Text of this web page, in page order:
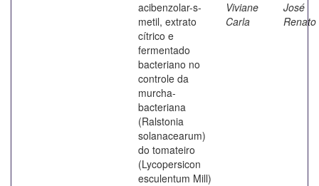
acibenzolar-s-
metil, extrato
cítrico e
fermentado
bacteriano no
controle da
murcha-
bacteriana
(Ralstonia
solanacearum)
do tomateiro
(Lycopersicon
esculentum Mill)
Viviane
Carla
José
Renato